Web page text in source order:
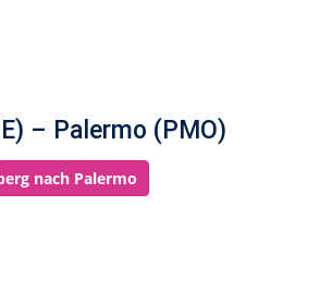
– Palermo (PMO)
nach Palermo